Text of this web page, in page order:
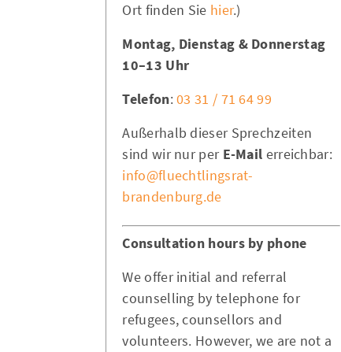
Ort finden Sie hier.)
Montag, Dienstag & Donnerstag
10–13 Uhr
Telefon:03 31 / 71 64 99
Außerhalb dieser Sprechzeiten
sind wir nur per E-Mail erreichbar:
info@fluechtlingsrat-
brandenburg.de
Consultation hours by phone
We offer initial and referral
counselling by telephone for
refugees, counsellors and
volunteers. However, we are not a